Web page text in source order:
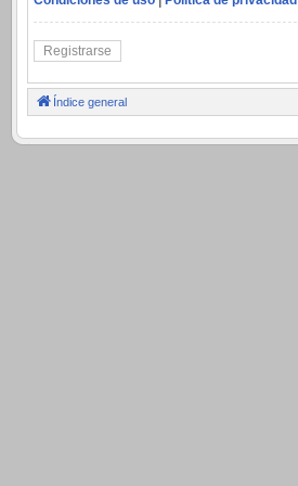
Registrarse
Índice general
.